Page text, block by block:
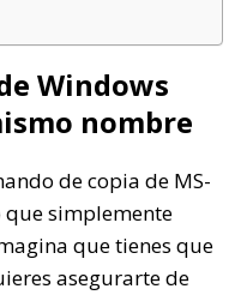
Windows
nombre
de copia de MS-
que simplemente
que tienes que
asegurarte de